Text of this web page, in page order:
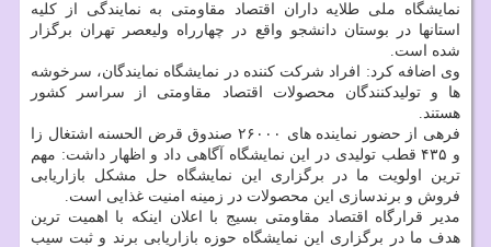
نمایشگاه ملی طلایه داران اقتصاد مقاومتی به نمایندگی از کلیه
استانها در بوستان دانشجو واقع در چهارراه ولیعصر تهران برگزار
شده است.
وی اضافه کرد: افراد شرکت کننده در نمایشگاه نمایندگان، سرخوشه
ها و تولیدکنندگان محصولات اقتصاد مقاومتی از سراسر کشور
هستند.
فرهی از حضور نماینده های ۲۶۰۰۰ صندوق قرض الحسنه اشتغال زا
و ۴۳۵ قطب تولیدی در این نمایشگاه آگاهی داد و اظهار داشت: مهم
ترین اولویت ما در برگزاری این نمایشگاه حل مشکل بازاریابی
فروش و برندسازی این محصولات در زمینه امنیت غذایی است.
مدیر قرارگاه اقتصاد مقاومتی بسیج با اعلان اینکه با اهمیت ترین
هدف ما در برگزاری این نمایشگاه حوزه بازاریابی برند و ثبت سیب